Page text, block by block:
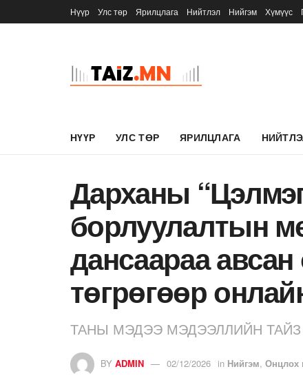
Нүүр Улс төр Ярилцлага Нийтлэл Нийгэм Хүмүүс
НҮҮР УЛС ТӨР ЯРИЛЦЛАГА
Дарханы
борлуулалтын
дансаараа
төгрөгөөр
ТАНЫ МЭДЭЭ МЭДЭЭЛЛИЙН ТАЙЗ
BY ADMIN 02/12/2026 in Нийгэм, Онцлох